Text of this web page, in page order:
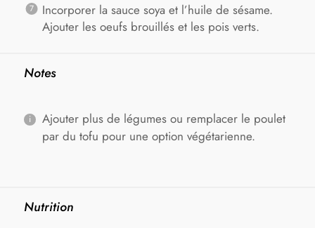
Incorporer la sauce soya et l’huile de sésame.
Ajouter les oeufs brouillés et les pois verts.
Notes
Ajouter plus de légumes ou remplacer le poulet
par du tofu pour une option végétarienne.
Nutrition